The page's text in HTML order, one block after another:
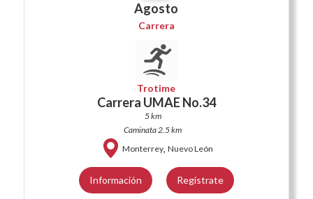
Agosto
Carrera
Trotime
Carrera UMAE No.34
5 km
Caminata 2.5 km
Monterrey, Nuevo León
Información Regístrate